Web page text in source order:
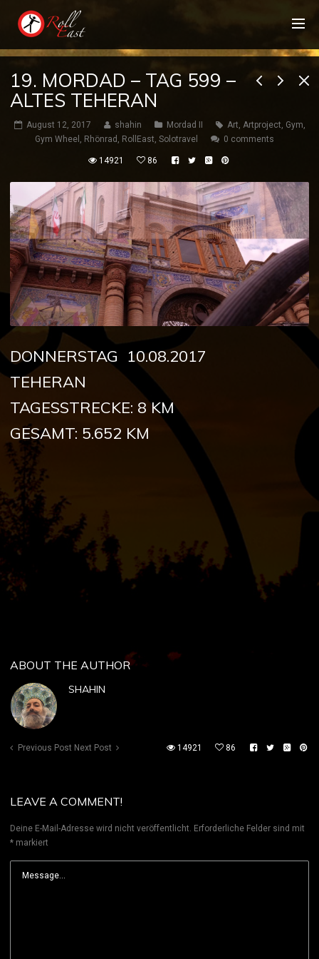
19. MORDAD – TAG 599 –
ALTES TEHERAN
August 12, 2017 shahin Mordad II Art, Artproject, Gym,
Gym Wheel , Rhönrad , RollEast, Solotravel 0 comments
14921 86
DONNERSTAG 10.08.2017
TEHERAN
TAGESSTRECKE: 8 KM
GESAMT: 5.652 KM
ABOUT THE AUTHOR
SHAHIN
Previous Post Next Post 14921 86
LEAVE A COMMENT!
Deine E-Mail-Adresse wird nicht veröffentlicht. Erforderliche Felder sind mit
* markiert